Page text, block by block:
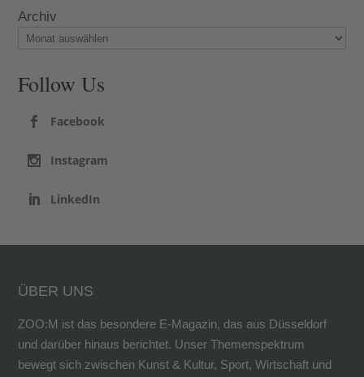
Archiv
Follow Us
Facebook
Instagram
LinkedIn
ÜBER UNS
ZOO:M ist das besondere E-Magazin, das aus Düsseldorf
und darüber hinaus berichtet. Unser Themenspektrum
bewegt sich zwischen Kunst & Kultur, Sport, Wirtschaft und